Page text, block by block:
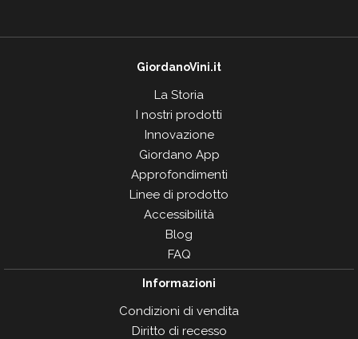
GiordanoVini.it
La Storia
I nostri prodotti
Innovazione
Giordano App
Approfondimenti
Linee di prodotto
Accessibilità
Blog
FAQ
Informazioni
Condizioni di vendita
Diritto di recesso